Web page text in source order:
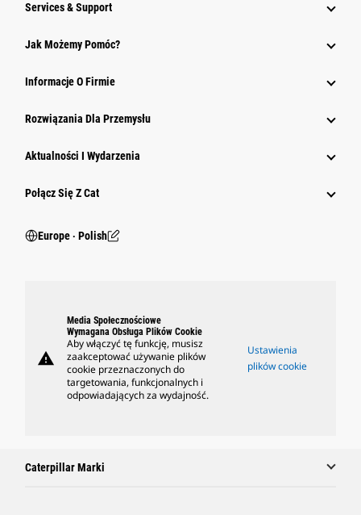
Services & Support
Jak Możemy Pomóc?
Informacje O Firmie
Rozwiązania Dla Przemysłu
Aktualności I Wydarzenia
Połącz Się Z Cat
Europe ‧ Polish
warning
Media Społecznościowe
Wymagana Obsługa Plików Cookie
Aby włączyć tę funkcję, musisz
zaakceptować używanie plików
cookie przeznaczonych do
targetowania, funkcjonalnych i
odpowiadających za wydajność.
Ustawienia
plików cookie
Caterpillar Marki